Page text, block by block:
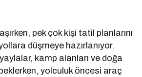
pek çok kişi tatil planlarını
düşmeye hazırlanıyor.
kamp alanları ve doğa
yolculuk öncesi araç